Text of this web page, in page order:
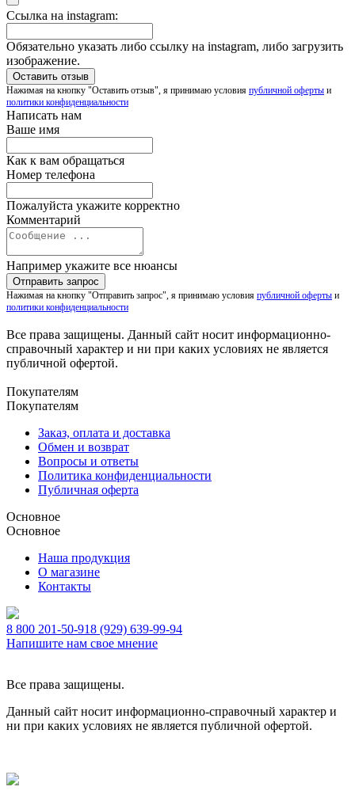
Ссылка на instagram:
Обязательно указать либо ссылку на instagram, либо загрузить
изображение.
Нажимая на кнопку "Оставить отзыв", я принимаю условия публичной оферты и
политики конфиденциальности
Написать нам
Ваше имя
Как к вам обращаться
Номер телефона
Пожалуйста укажите корректно
Комментарий
Например укажите все нюансы
Нажимая на кнопку "Отправить запрос", я принимаю условия публичной оферты и
политики конфиденциальности
Все права защищены. Данный сайт носит информационно-
справочный характер и ни при каких условиях не является
публичной офертой.
Покупателям
Покупателям
Заказ, оплата и доставка
Обмен и возврат
Вопросы и ответы
Политика конфиденциальности
Публичная оферта
Основное
Основное
Наша продукция
О магазине
Контакты
8 800 201-50-918 (929) 639-99-94
Напишите нам свое мнение
Все права защищены.
Данный сайт носит информационно-справочный характер и
ни при каких условиях не является публичной офертой.